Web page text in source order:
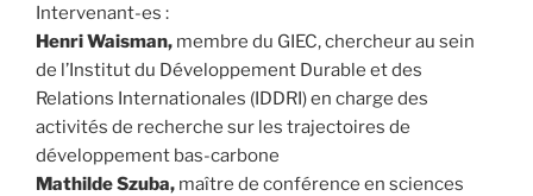
Intervenant-es :
Henri Waisman, membre du GIEC, chercheur au sein
de l’Institut du Développement Durable et des
Relations Internationales (IDDRI) en charge des
activités de recherche sur les trajectoires de
développement bas-carbone
Mathilde Szuba, maître de conférence en sciences